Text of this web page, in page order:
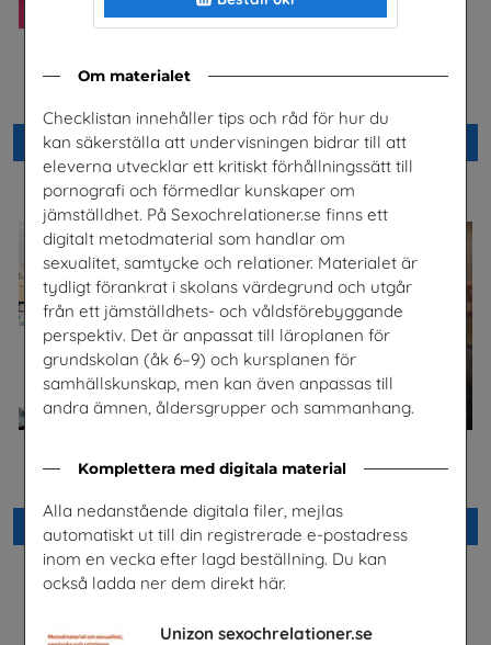
Om materialet
Checklistan innehåller tips och råd för hur du
kan säkerställa att undervisningen bidrar till att
eleverna utvecklar ett kritiskt förhållningssätt till
pornografi och förmedlar kunskaper om
jämställdhet. På Sexochrelationer.se finns ett
digitalt metodmaterial som handlar om
sexualitet, samtycke och relationer. Materialet är
tydligt förankrat i skolans värdegrund och utgår
från ett jämställdhets- och våldsförebyggande
perspektiv. Det är anpassat till läroplanen för
grundskolan (åk 6–9) och kursplanen för
samhällskunskap, men kan även anpassas till
andra ämnen, åldersgrupper och sammanhang.
Komplettera med digitala material
Alla nedanstående digitala filer, mejlas
automatiskt ut till din registrerade e-postadress
inom en vecka efter lagd beställning. Du kan
också ladda ner dem direkt här.
Unizon sexochrelationer.se
Säkra svar om hiv
Riksförbundet Noaks Ark
Beställ 0kr Beställ 0kr
Jobba på apotek
Beställ 0kr
Celiaki
Beställ 0kr